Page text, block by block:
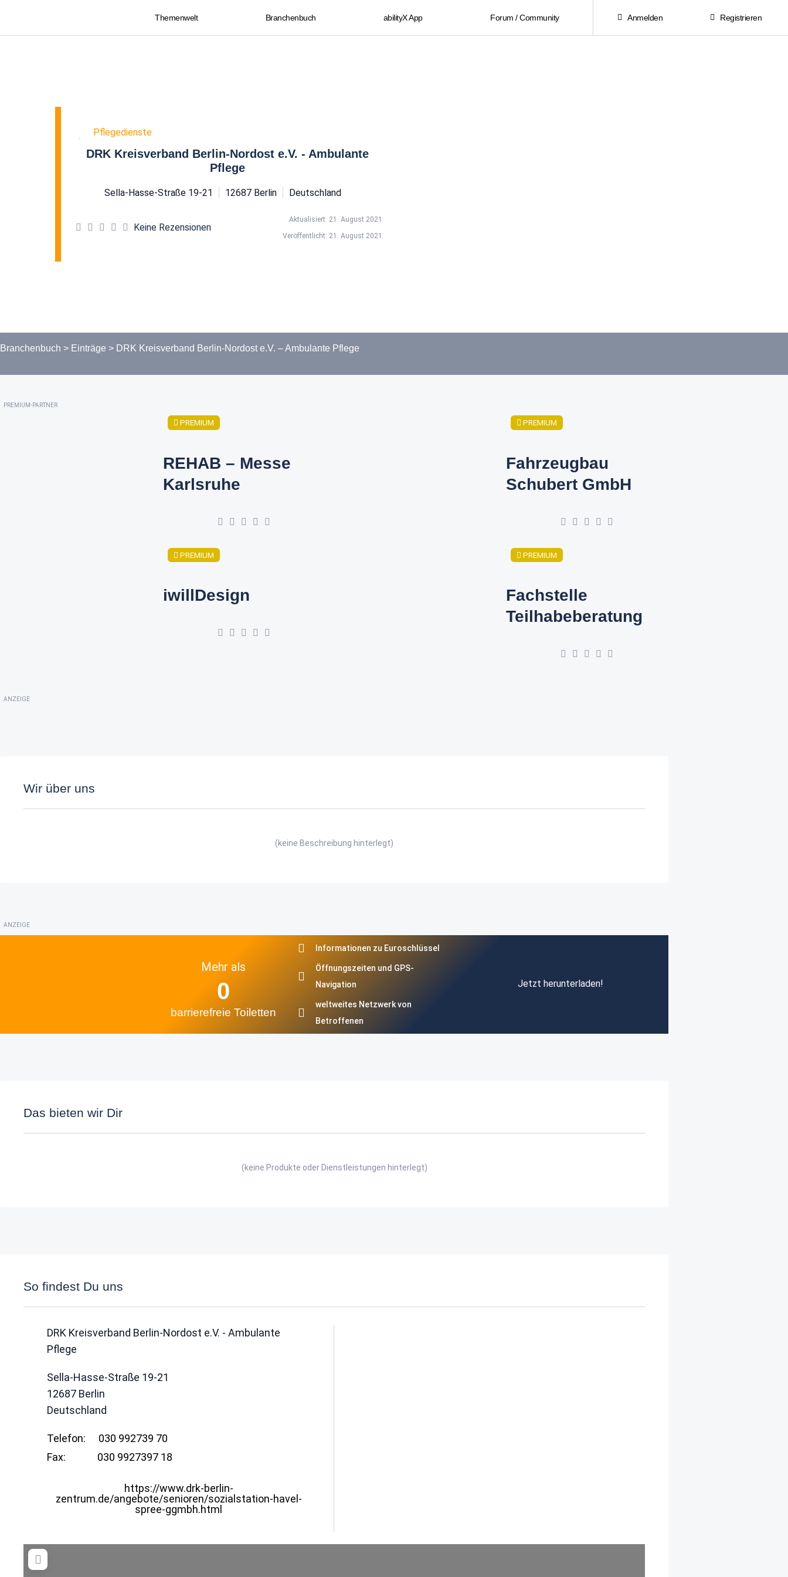
Themenwelt Branchenbuch abilityX App Forum / Community Anmelden Registrieren
Favorit
Pflegedienste
DRK Kreisverband Berlin-Nordost e.V. - Ambulante
Pflege
Sella-Hasse-Straße 19-21 12687 Berlin Deutschland
Keine Rezensionen
Aktualisiert: 21. August 2021
Veröffentlicht: 21. August 2021
Branchenbuch > Einträge > DRK Kreisverband Berlin-Nordost e.V. – Ambulante Pflege
PREMIUM-PARTNER
PREMIUM
REHAB – Messe
Karlsruhe
PREMIUM
Fahrzeugbau
Schubert GmbH
PREMIUM
iwillDesign
PREMIUM
Fachstelle
Teilhabeberatung
ANZEIGE
Wir über uns
(keine Beschreibung hinterlegt)
ANZEIGE
Mehr als
barrierefreie Toiletten
0
Informationen zu Euroschlüssel
Öffnungszeiten und GPS-
Navigation
weltweites Netzwerk von
Betroffenen
Jetzt herunterladen!
Das bieten wir Dir
(keine Produkte oder Dienstleistungen hinterlegt)
So findest Du uns
DRK Kreisverband Berlin-Nordost e.V. - Ambulante
Pflege
Sella-Hasse-Straße 19-21
12687 Berlin
Deutschland
Telefon:
030 992739 70
Fax:
030 9927397 18
https://www.drk-berlin-
zentrum.de/angebote/senioren/sozialstation-havel-
spree-ggmbh.html